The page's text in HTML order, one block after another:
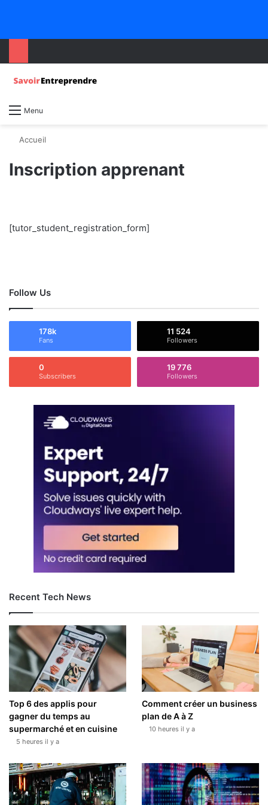
Menu
Accueil
Inscription apprenant
[tutor_student_registration_form]
Follow Us
178k
Fans
11 524
Followers
0
Subscribers
19 776
Followers
Recent Tech News
Top 6 des applis pour
gagner du temps au
supermarché et en cuisine
5 heures il y a
Comment créer un business
plan de A à Z
10 heures il y a